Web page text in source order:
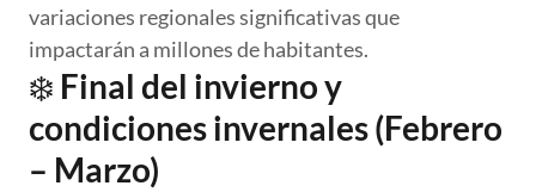
variaciones regionales significativas que
impactarán a millones de habitantes.
❄️ Final del invierno y
condiciones invernales (Febrero
– Marzo)